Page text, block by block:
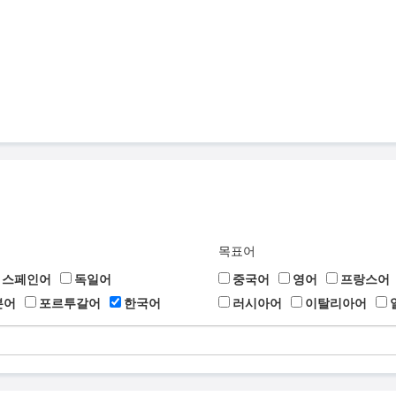
스페인어
독일어
어
포르투갈어 한국어
목표어
중국어
영어
프랑스어
러시아어
이탈리아어